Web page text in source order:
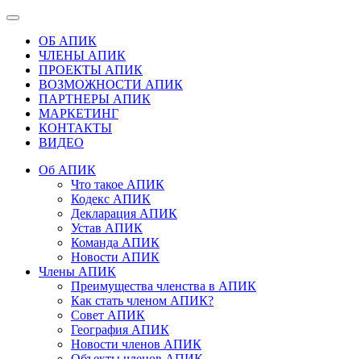
ОБ АПИК
ЧЛЕНЫ АПИК
ПРОЕКТЫ АПИК
ВОЗМОЖНОСТИ АПИК
ПАРТНЕРЫ АПИК
МАРКЕТИНГ
КОНТАКТЫ
ВИДЕО
Об АПИК
Что такое АПИК
Кодекс АПИК
Декларация АПИК
Устав АПИК
Команда АПИК
Новости АПИК
Члены АПИК
Преимущества членства в АПИК
Как стать членом АПИК?
Совет АПИК
География АПИК
Новости членов АПИК